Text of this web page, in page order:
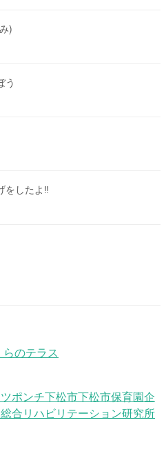
)
う
をしたよ‼
のテラス
ポンチ下松市下松市保育園企
総合リハビリテーション研究所